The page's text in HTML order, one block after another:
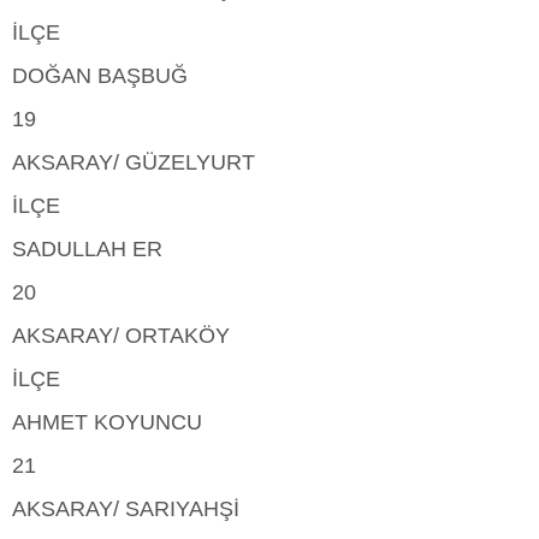
İLÇE
DOĞAN BAŞBUĞ
19
AKSARAY/ GÜZELYURT
İLÇE
SADULLAH ER
20
AKSARAY/ ORTAKÖY
İLÇE
AHMET KOYUNCU
21
AKSARAY/ SARIYAHŞİ